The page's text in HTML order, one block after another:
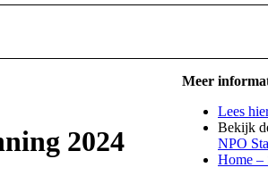
2024
Meer
Lees
Bekijk
NPO
Home –